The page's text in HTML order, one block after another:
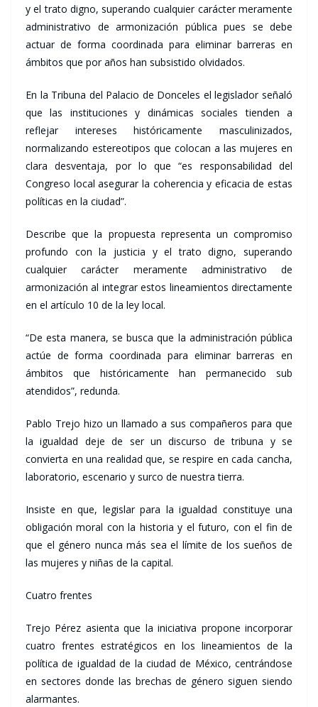
y el trato digno, superando cualquier carácter meramente
administrativo de armonización pública pues se debe
actuar de forma coordinada para eliminar barreras en
ámbitos que por años han subsistido olvidados.
En la Tribuna del Palacio de Donceles el legislador señaló
que las instituciones y dinámicas sociales tienden a
reflejar intereses históricamente masculinizados,
normalizando estereotipos que colocan a las mujeres en
clara desventaja, por lo que “es responsabilidad del
Congreso local asegurar la coherencia y eficacia de estas
políticas en la ciudad”.
Describe que la propuesta representa un compromiso
profundo con la justicia y el trato digno, superando
cualquier carácter meramente administrativo de
armonización al integrar estos lineamientos directamente
en el artículo 10 de la ley local.
“De esta manera, se busca que la administración pública
actúe de forma coordinada para eliminar barreras en
ámbitos que históricamente han permanecido sub
atendidos”, redunda.
Pablo Trejo hizo un llamado a sus compañeros para que
la igualdad deje de ser un discurso de tribuna y se
convierta en una realidad que, se respire en cada cancha,
laboratorio, escenario y surco de nuestra tierra.
Insiste en que, legislar para la igualdad constituye una
obligación moral con la historia y el futuro, con el fin de
que el género nunca más sea el límite de los sueños de
las mujeres y niñas de la capital.
Cuatro frentes
Trejo Pérez asienta que la iniciativa propone incorporar
cuatro frentes estratégicos en los lineamientos de la
política de igualdad de la ciudad de México, centrándose
en sectores donde las brechas de género siguen siendo
alarmantes.